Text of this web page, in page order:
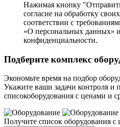
Нажимая кнопку
согласие на обработку
соответствии с
«О персональных данных»
конфиденциальности.
Подберите комплекс
Экономьте время на подбор
Укажите ваши задачи контроля и
списокоборудования с ценами и
Получите список оборудования